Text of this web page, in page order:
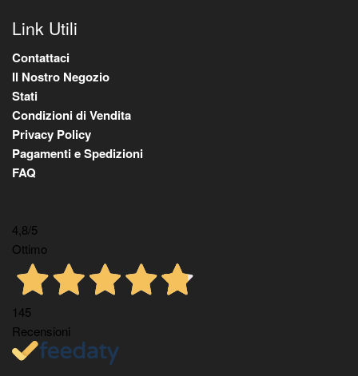
Link Utili
Contattaci
Il Nostro Negozio
Stati
Condizioni di Vendita
Privacy Policy
Pagamenti e Spedizioni
FAQ
4,8/5
Ottimo
145
Recensioni